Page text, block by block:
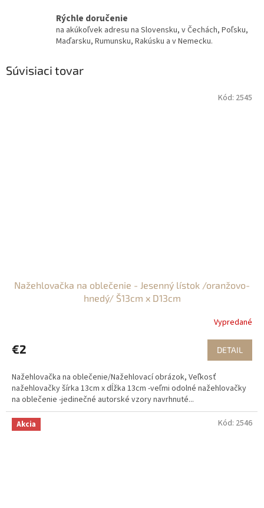
Rýchle doručenie
na akúkoľvek adresu na Slovensku, v Čechách, Poľsku,
Maďarsku, Rumunsku, Rakúsku a v Nemecku.
Súvisiaci tovar
Nažehlovačka na oblečenie - Jesenný lístok /oranžovo-
hnedý/ Š13cm x D13cm
Vypredané
€2 DETAIL
Nažehlovačka na oblečenie/Nažehlovací obrázok, Veľkosť
nažehlovačky šírka 13cm x dĺžka 13cm -veľmi odolné nažehlovačky
na oblečenie -jedinečné autorské vzory navrhnuté...
Kód: 2545
Akcia Kód: 2546